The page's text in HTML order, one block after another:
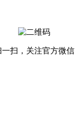
一扫，关注官方微信